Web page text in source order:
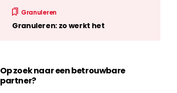
Granuleren
Granuleren: zo werkt het
Op zoek naar een betrouwbare
partner?